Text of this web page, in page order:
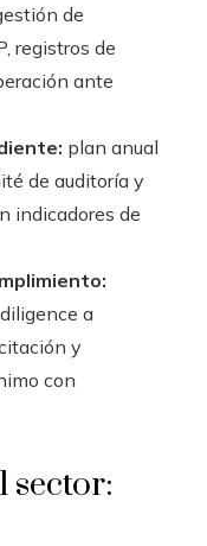
de
registros de
ante
plan anual
de auditoría y
indicadores de
a
y
con
sector: